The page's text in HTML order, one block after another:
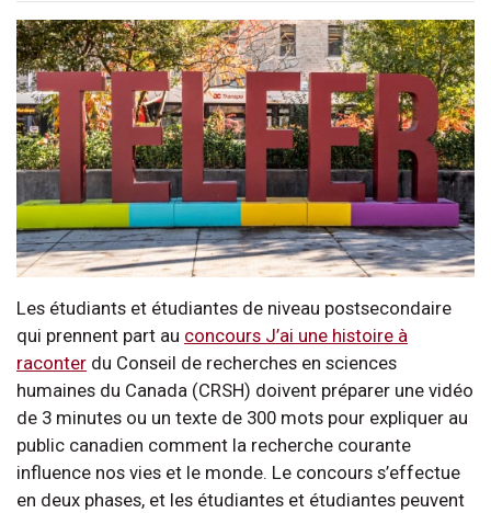
Les étudiants et étudiantes de niveau postsecondaire
qui prennent part au concours J’ai une histoire à
raconter du Conseil de recherches en sciences
humaines du Canada (CRSH) doivent préparer une vidéo
de 3 minutes ou un texte de 300 mots pour expliquer au
public canadien comment la recherche courante
influence nos vies et le monde. Le concours s’effectue
en deux phases, et les étudiantes et étudiantes peuvent